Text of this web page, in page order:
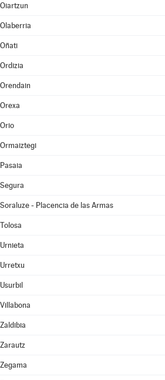
Oiartzun
Olaberria
Oñati
Ordizia
Orendain
Orexa
Orio
Ormaiztegi
Pasaia
Segura
Soraluze - Placencia de las Armas
Tolosa
Urnieta
Urretxu
Usurbil
Villabona
Zaldibia
Zarautz
Zegama